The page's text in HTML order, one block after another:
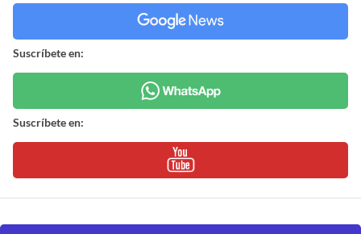
Suscríbete en:
Suscríbete en: